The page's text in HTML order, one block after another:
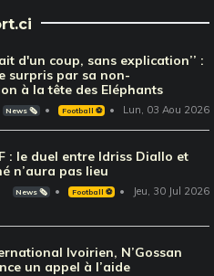
d'un coup, sans explication’’ :
surpris par sa non-
à la tête des Eléphants
News 🗞️ Football ⚽️ Lun, 03 Aou 2026
: le duel entre Idriss Diallo et
n’aura pas lieu
News 🗞️ Football ⚽️ Jeu, 30 Jul 2026
Ivoirien, N’Gossan
un appel à l’aide